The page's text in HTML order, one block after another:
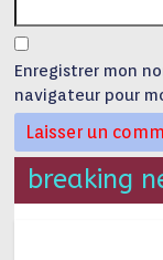
Enregistrer mon
navigateur pour
breaking